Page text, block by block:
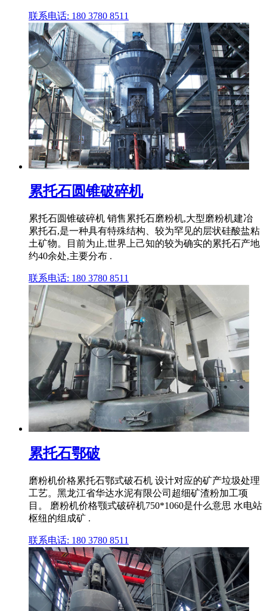
联系电话: 180 3780 8511
累托石圆锥破碎机
累托石圆锥破碎机 销售累托石磨粉机,大型磨粉机建冶
累托石,是一种具有特殊结构、较为罕见的层状硅酸盐粘
土矿物。目前为止,世界上己知的较为确实的累托石产地
约40余处,主要分布 .
联系电话: 180 3780 8511
累托石鄂破
磨粉机价格累托石鄂式破石机 设计对应的矿产垃圾处理
工艺。黑龙江省华达水泥有限公司超细矿渣粉加工项
目。 磨粉机价格颚式破碎机750*1060是什么意思 水电站
枢纽的组成矿 .
联系电话: 180 3780 8511